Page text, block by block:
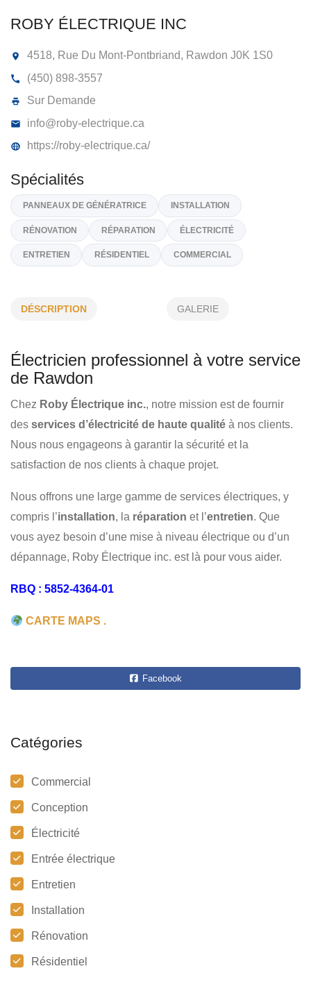
ROBY ÉLECTRIQUE INC
(450) 898-3557
Sur Demande
info@roby-electrique.ca
https://roby-electrique.ca/
RÉNOVATION RÉPARATION ÉLECTRICITÉ
ENTRETIEN
DÉSCRIPTION GALERIE
Électricien professionnel à votre service
de Rawdon
Chez Roby Électrique inc., notre mission est de fournir
des services d’électricité de haute qualité à nos clients.
Nous nous engageons à garantir la sécurité et la
satisfaction de nos clients à chaque projet.
Nous offrons une large gamme de services électriques, y
compris l’installation, la réparation et l’entretien. Que
vous ayez besoin d’une mise à niveau électrique ou d’un
dépannage, Roby Électrique inc. est là pour vous aider.
RBQ : 5852-4364-01
CARTE MAPS .
Facebook
Catégories
Commercial
Conception
Électricité
Entrée électrique
Entretien
Installation
Rénovation
Résidentiel